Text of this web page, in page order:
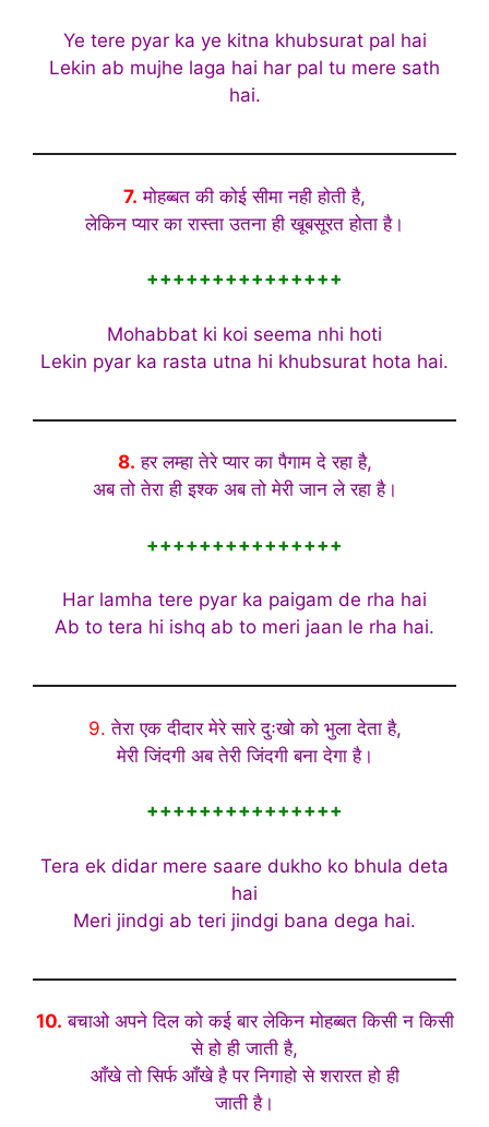
Ye tere pyar ka ye kitna khubsurat pal hai
Lekin ab mujhe laga hai har pal tu mere sath
hai.
7. मोहब्बत की कोई सीमा नही होती है,
लेकिन प्यार का रास्ता उतना ही खूबसूरत होता है।
+++++++++++++++
Mohabbat ki koi seema nhi hoti
Lekin pyar ka rasta utna hi khubsurat hota hai.
8. हर लम्हा तेरे प्यार का पैगाम दे रहा है,
अब तो तेरा ही इश्क अब तो मेरी जान ले रहा है।
+++++++++++++++
Har lamha tere pyar ka paigam de rha hai
Ab to tera hi ishq ab to meri jaan le rha hai.
9. तेरा एक दीदार मेरे सारे दुःखो को भुला देता है,
मेरी जिंदगी अब तेरी जिंदगी बना देगा है।
+++++++++++++++
Tera ek didar mere saare dukho ko bhula deta
hai
Meri jindgi ab teri jindgi bana dega hai.
10. बचाओ अपने दिल को कई बार लेकिन मोहब्बत किसी न किसी
से हो ही जाती है,
आँखे तो सिर्फ आँखे है पर निगाहो से शरारत हो ही
जाती है।